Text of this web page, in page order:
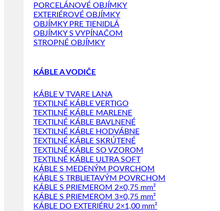
PORCELÁNOVÉ OBJÍMKY
EXTERIÉROVÉ OBJÍMKY
OBJÍMKY PRE TIENIDLÁ
OBJÍMKY S VYPÍNAČOM
STROPNÉ OBJÍMKY
KÁBLE A VODIČE
KÁBLE V TVARE LANA
TEXTILNÉ KÁBLE VERTIGO
TEXTILNÉ KÁBLE MARLENE
TEXTILNÉ KÁBLE BAVLNENÉ
TEXTILNÉ KÁBLE HODVÁBNE
TEXTILNÉ KÁBLE SKRÚTENÉ
TEXTILNÉ KÁBLE SO VZOROM
TEXTILNÉ KÁBLE ULTRA SOFT
KÁBLE S MEDENÝM POVRCHOM
KÁBLE S TRBLIETAVÝM POVRCHOM
KÁBLE S PRIEMEROM 2×0,75 mm²
KÁBLE S PRIEMEROM 3×0,75 mm²
KÁBLE DO EXTERIÉRU 2×1,00 mm²